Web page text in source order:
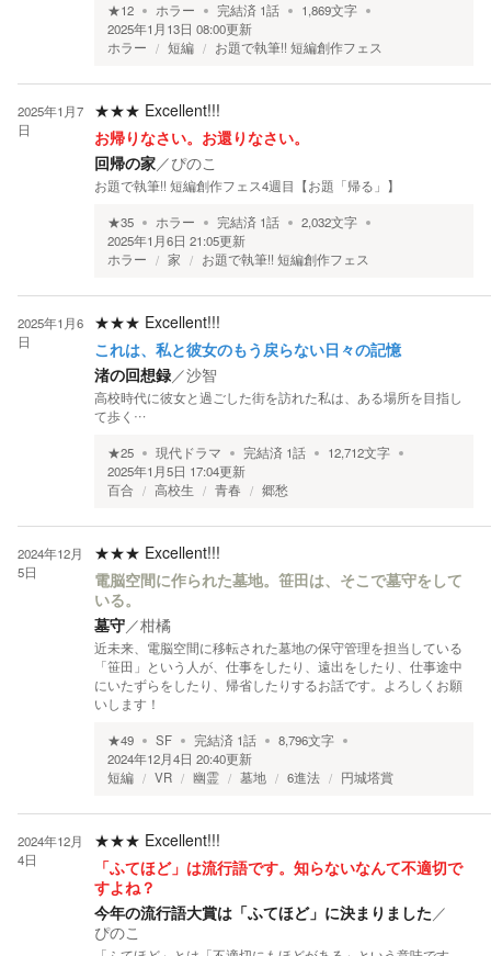
★12 ホラー 完結済 1話 1,869文字
2025年1月13日 08:00更新
ホラー
短編 お題で執筆!! 短編創作フェス
2025年1月7
日
★★★ Excellent!!!
お帰りなさい。お還りなさい。
回帰の家／ぴのこ
お題で執筆!! 短編創作フェス4週目【お題「帰る」】
★35 ホラー 完結済 1話 2,032文字
2025年1月6日 21:05更新
ホラー
家 お題で執筆!! 短編創作フェス
2025年1月6
日
★★★ Excellent!!!
これは、私と彼女のもう戻らない日々の記憶
渚の回想録／沙智
高校時代に彼女と過ごした街を訪れた私は、ある場所を目指し
て歩く…
★25 現代ドラマ 完結済 1話 12,712文字
2025年1月5日 17:04更新
百合
高校生 青春 郷愁
2024年12月
5日
★★★ Excellent!!!
電脳空間に作られた墓地。笹田は、そこで墓守をして
いる。
墓守／柑橘
近未来、電脳空間に移転された墓地の保守管理を担当している
「笹田」という人が、仕事をしたり、遠出をしたり、仕事途中
にいたずらをしたり、帰省したりするお話です。よろしくお願
いします！
★49 SF 完結済 1話 8,796文字
2024年12月4日 20:40更新
短編
VR 幽霊 墓地 6進法 円城塔賞
2024年12月
4日
★★★ Excellent!!!
「ふてほど」は流行語です。知らないなんて不適切で
すよね？
今年の流行語大賞は「ふてほど」に決まりました／
ぴのこ